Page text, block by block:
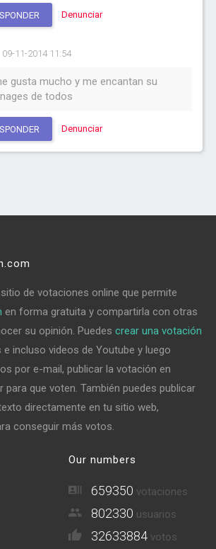
Denunciar
09-11-2014 11:54
gusta mucho y me encantan su
de todos
Denunciar
de votaciones online que permite
en forma gratuita y compartirla con otras
su opinión. Puedescrear una votación
e incluso videos de Youtube y luego
por e-mail, publicar la votación en
para que voten. También puedes publicar
directamente en tu sitio web,
conseguir más votos.
Our numbers
659350 votaciones
802330 usuarios
32633884 votos